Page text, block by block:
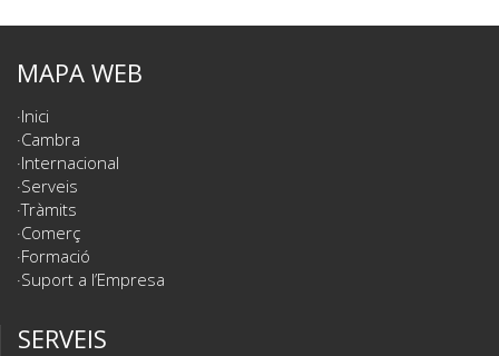
MAPA WEB
Inici
Cambra
Internacional
Serveis
Tràmits
Comerç
Formació
Suport a l’Empresa
SERVEIS